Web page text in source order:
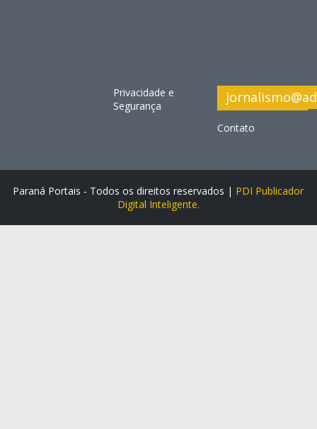
Privacidade e
Segurança
Contato
Paraná Portais - Todos os direitos reservados | PDI Publicador
Digital Inteligente.